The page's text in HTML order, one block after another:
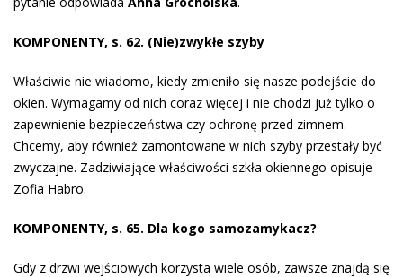
KOMPONENTY, s. 62. (Nie)zwykłe szyby
Właściwie nie wiadomo, kiedy zmieniło się nasze podejście do
okien. Wymagamy od nich coraz więcej i nie chodzi już tylko o
zapewnienie bezpieczeństwa czy ochronę przed zimnem.
Chcemy, aby również zamontowane w nich szyby przestały być
zwyczajne. Zadziwiające właściwości szkła okiennego opisuje
Zofia Habro.
KOMPONENTY, s. 65. Dla kogo samozamykacz?
Gdy z drzwi wejściowych korzysta wiele osób, zawsze znajdą się